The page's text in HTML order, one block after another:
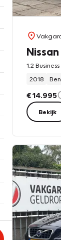
2018
€ 14.995
Bekijk